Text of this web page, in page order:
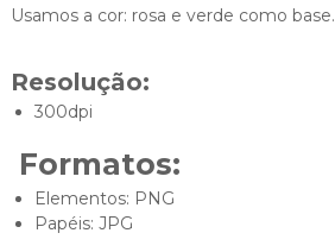
Usamos a cor: rosa e verde como base.
Resolução:
300dpi
Formatos:
Elementos: PNG
Papéis: JPG